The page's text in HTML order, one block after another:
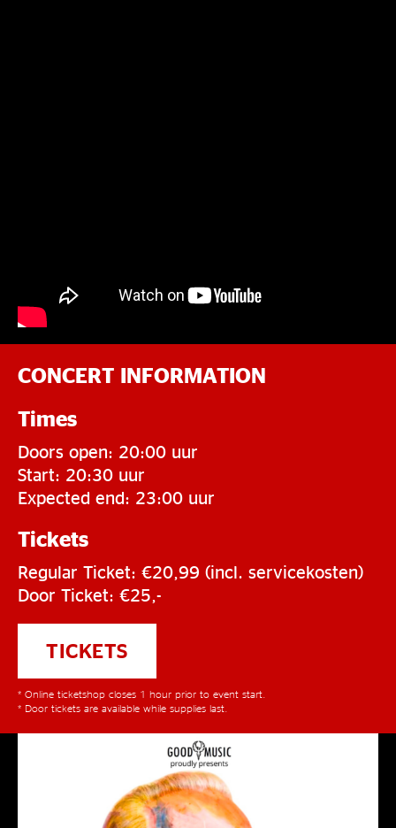
CONCERT INFORMATION
Times
Doors open: 20:00 uur
Start: 20:30 uur
Expected end: 23:00 uur
Tickets
Regular Ticket: €20,99 (incl. servicekosten)
Door Ticket: €25,-
TICKETS
* Online ticketshop closes 1 hour prior to event start.
* Door tickets are available while supplies last.